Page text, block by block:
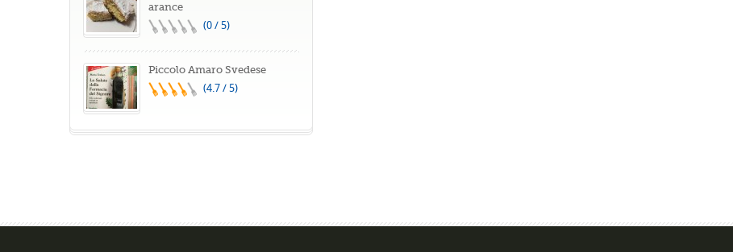
arance
(0 / 5)
Piccolo Amaro Svedese
(4.7 / 5)